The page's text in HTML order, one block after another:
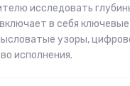
исследовать
в себя
узоры,
исполнения.